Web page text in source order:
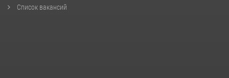
Список вакансий